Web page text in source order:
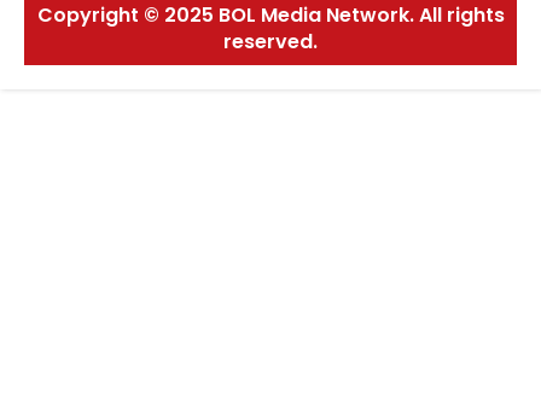
Copyright © 2025 BOL Media Network. All rights
reserved.